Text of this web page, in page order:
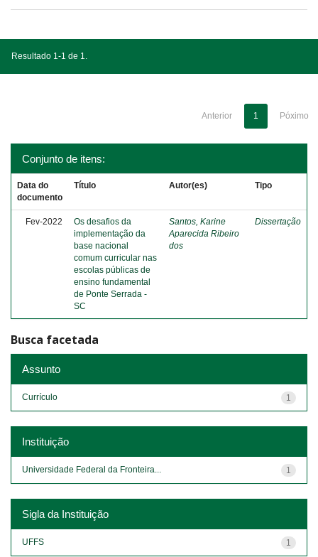
Resultado 1-1 de 1.
Anterior 1 Póximo
Conjunto de itens:
Data do
documento
Título Autor(es) Tipo
Fev-2022
Os desafios da
implementação da
base nacional
comum curricular nas
escolas públicas de
ensino fundamental
de Ponte Serrada -
SC
Santos, Karine
Aparecida Ribeiro
dos
Dissertação
Busca facetada
Assunto
1
Currículo
Instituição
1
Universidade Federal da Fronteira...
Sigla da Instituição
1
UFFS